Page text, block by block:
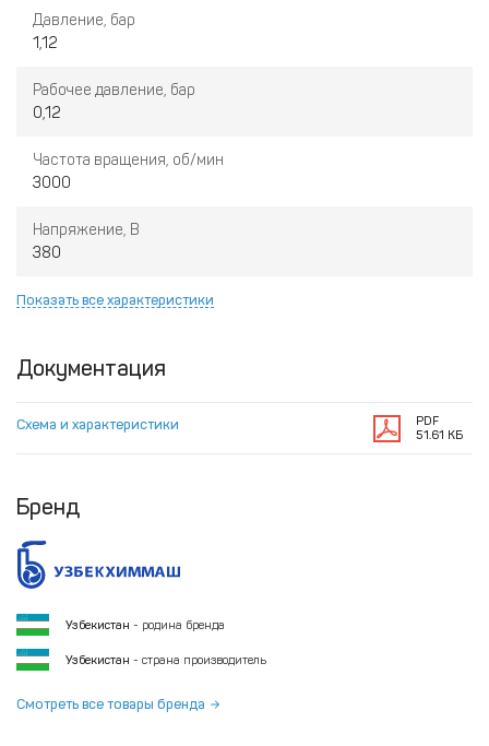
Давление, бар
1,12
Рабочее давление, бар
0,12
Частота вращения, об/мин
3000
Напряжение, В
380
Показать все характеристики
Документация
Схема и характеристики
PDF
51.61 КБ
Бренд
Узбекистан - родина бренда
Узбекистан - страна производитель
Смотреть все товары бренда